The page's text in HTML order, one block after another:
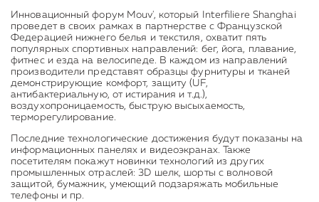
Инновационный форум Mouv', который Interfiliere Shanghai
проведет в своих рамках в партнерстве с Французской
Федерацией нижнего белья и текстиля, охватит пять
популярных спортивных направлений: бег, йога, плавание,
фитнес и езда на велосипеде. В каждом из направлений
производители представят образцы фурнитуры и тканей
демонстрирующие комфорт, защиту (UF,
антибактериальную, от истирания и т.д.),
воздухопроницаемость, быструю высыхаемость,
терморегулирование.
Последние технологические достижения будут показаны на
информационных панелях и видеоэкранах. Также
посетителям покажут новинки технологий из других
промышленных отраслей: 3D шелк, шорты с волновой
защитой, бумажник, умеющий подзаряжать мобильные
телефоны и пр.